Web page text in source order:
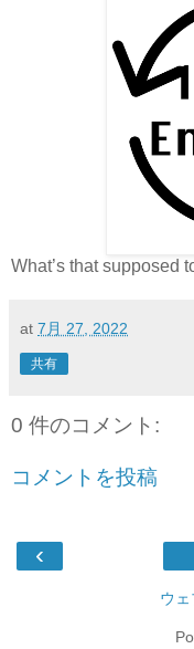
What’s that supposed
at 7月 27, 2022
共有
0 件のコメント:
コメントを投稿
‹
ウ